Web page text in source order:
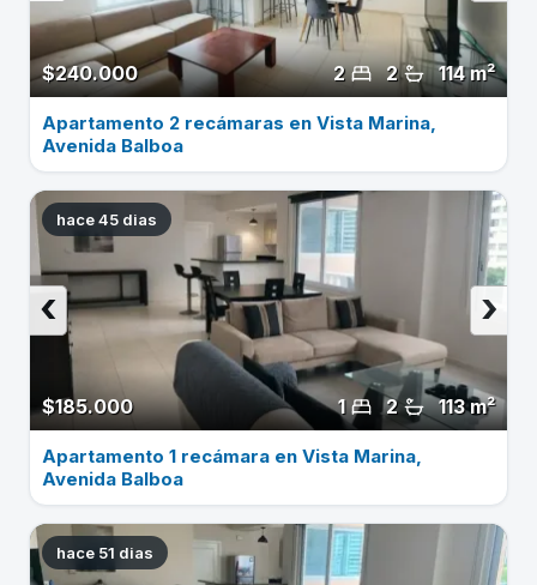
$240.000 114 m²
2
2
Apartamento 2 recámaras en Vista Marina,
Avenida Balboa
hace 45 dias
$185.000 113 m²
2
1
›
‹
Apartamento 1 recámara en Vista Marina,
Avenida Balboa
hace 51 dias